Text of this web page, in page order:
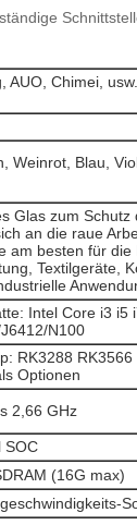
AUO, Chimei,
Weinrot, Blau,
Glas zum Schutz
an die raue
am besten für
Textilgeräte,
Intel Core i3 i5
N100
RK3288
Optionen
2,66 GHz
SOC
(16G max)